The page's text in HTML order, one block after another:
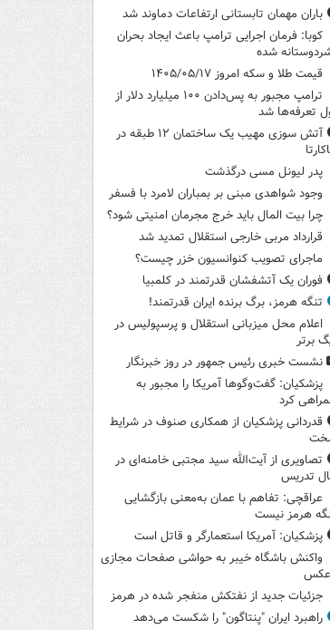
باران مهمان تابستانی ارتفاعات دماوند شد
کوبا: فرمان اجرایی ترامپ باعث ایجاد بحران
شده
قیمت طلا و سکه امروز ۱۴۰۵/۰۵/۱۷
ترامپ مجبور به پس‌دادن ۱۰۰ میلیارد دلار از
تعرفه‌ها شد
آتش سوزی مهیب یک ساختمان ۱۲ طبقه در
پدر لیونل مسی درگذشت
وجود شواهدی مبنی بر بمباران لامرد با فسفر
چرا بیت المال باید خرج مجرمان امنیتی شود؟
قرارداد مربی خارجی استقلال تمدید شد
ماجرای تصویب کنوانسیون خزر چیست؟
فوران یک آتشفشان قدرتمند در کلمبیا
تنگه هرمز، برگ برنده ایران قدرتمند!
اعلام محل میزبانی استقلال و پرسپولیس در
برتر
نشست خبری رئیس جمهور در روز خبرنگار
پزشکیان: گفت‌وگوها آمریکا را مجبور به
کرد
قدردانی پزشکیان از همکاری صنوف در شرایط
تصاویری از آیت‌الله سید مجتبی خامنه‌ای در
تدریس
عراقچی: تفاهم با عمان به‌معنی بازگشایی
هرمز نیست
پزشکیان: آمریکا استعمارگر و قاتل است
واکنش باشگاه خیبر به حواشی صفحات مجازی
جزئیات جدید از نفتکش منفجر شده در هرمز
راهبرد ایران "پنتاگون" را شکست می‌دهد